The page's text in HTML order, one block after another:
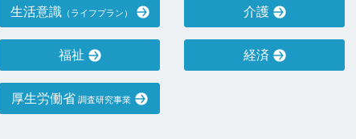
生活意識（ライフプラン） 介護
福祉 経済
厚生労働省 調査研究事業